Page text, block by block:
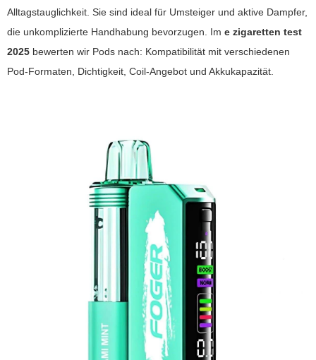
Alltagstauglichkeit. Sie sind ideal für Umsteiger und aktive Dampfer,
die unkomplizierte Handhabung bevorzugen. Im e zigaretten test
2025 bewerten wir Pods nach: Kompatibilität mit verschiedenen
Pod-Formaten, Dichtigkeit, Coil-Angebot und Akkukapazität.